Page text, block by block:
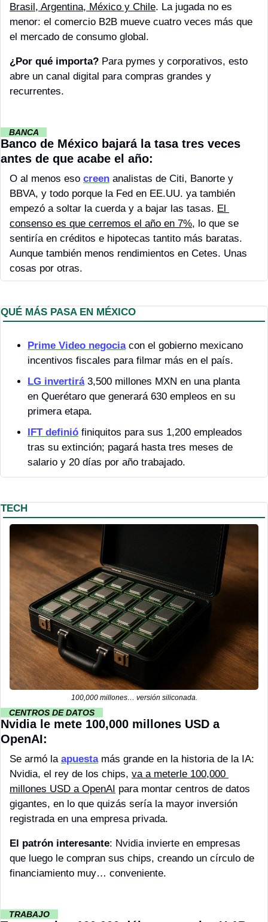
Brasil, Argentina, México y Chile. La jugada no es
menor: el comercio B2B mueve cuatro veces más que
el mercado de consumo global.
¿Por qué importa? Para pymes y corporativos, esto
abre un canal digital para compras grandes y
recurrentes.
BANCA
Banco de México bajará la tasa tres veces
antes de que acabe el año:
O al menos eso creen analistas de Citi, Banorte y
BBVA, y todo porque la Fed en EE.UU. ya también
empezó a soltar la cuerda y a bajar las tasas. El
consenso es que cerremos el año en 7%, lo que se
sentiría en créditos e hipotecas tantito más baratas.
Aunque también menos rendimientos en Cetes. Unas
cosas por otras.
QUÉ MÁS PASA EN MÉXICO
Prime Video negocia con el gobierno mexicano
incentivos fiscales para filmar más en el país.
LG invertirá 3,500 millones MXN en una planta
en Querétaro que generará 630 empleos en su
primera etapa.
IFT definió finiquitos para sus 1,200 empleados
tras su extinción; pagará hasta tres meses de
salario y 20 días por año trabajado.
TECH
100,000 millones… versión siliconada.
CENTROS DE DATOS
Nvidia le mete 100,000 millones USD a
OpenAI:
Se armó la apuesta más grande en la historia de la IA:
Nvidia, el rey de los chips, va a meterle 100,000
millones USD a OpenAI para montar centros de datos
gigantes, en lo que quizás sería la mayor inversión
registrada en una empresa privada.
El patrón interesante: Nvidia invierte en empresas
que luego le compran sus chips, creando un círculo de
financiamiento muy… conveniente.
TRABAJO